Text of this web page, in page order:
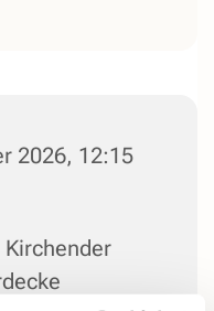
2026, 12:15